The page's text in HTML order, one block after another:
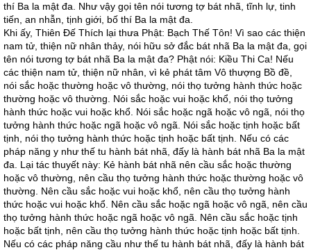
thí Ba la mật đa. Như vậy gọi tên nói tương tợ bát nhã, tĩnh lự, tinh
tiến, an nhẫn, tịnh giới, bố thí Ba la mật đa.
Khi ấy, Thiên Đế Thích lại thưa Phật: Bạch Thế Tôn! Vì sao các thiện
nam tử, thiện nữ nhân thảy, nói hữu sở đắc bát nhã Ba la mật đa, gọi
tên nói tương tợ bát nhã Ba la mật đa? Phật nói: Kiều Thi Ca! Nếu
các thiện nam tử, thiện nữ nhân, vì kẻ phát tâm Vô thượng Bồ đề,
nói sắc hoặc thường hoặc vô thường, nói thọ tưởng hành thức hoặc
thường hoặc vô thường. Nói sắc hoặc vui hoặc khổ, nói thọ tưởng
hành thức hoặc vui hoặc khổ. Nói sắc hoặc ngã hoặc vô ngã, nói thọ
tưởng hành thức hoặc ngã hoặc vô ngã. Nói sắc hoặc tịnh hoặc bất
tịnh, nói thọ tưởng hành thức hoặc tịnh hoặc bất tịnh. Nếu có các
pháp năng y như thế tu hành bát nhã, đấy là hành bát nhã Ba la mật
đa. Lại tác thuyết này: Kẻ hành bát nhã nên cầu sắc hoặc thường
hoặc vô thường, nên cầu thọ tưởng hành thức hoặc thường hoặc vô
thường. Nên cầu sắc hoặc vui hoặc khổ, nên cầu thọ tưởng hành
thức hoặc vui hoặc khổ. Nên cầu sắc hoặc ngã hoặc vô ngã, nên cầu
thọ tưởng hành thức hoặc ngã hoặc vô ngã. Nên cầu sắc hoặc tịnh
hoặc bất tịnh, nên cầu thọ tưởng hành thức hoặc tịnh hoặc bất tịnh.
Nếu có các pháp năng cầu như thế tu hành bát nhã, đấy là hành bát